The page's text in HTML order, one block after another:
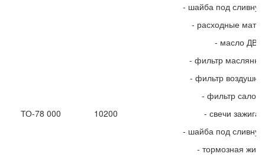
- шайба под
- расходные
ТО-78 000 10200
- масло ДВС
- фильтр
- фильтр
- фильтр
- свечи
- шайба под
- тормозная